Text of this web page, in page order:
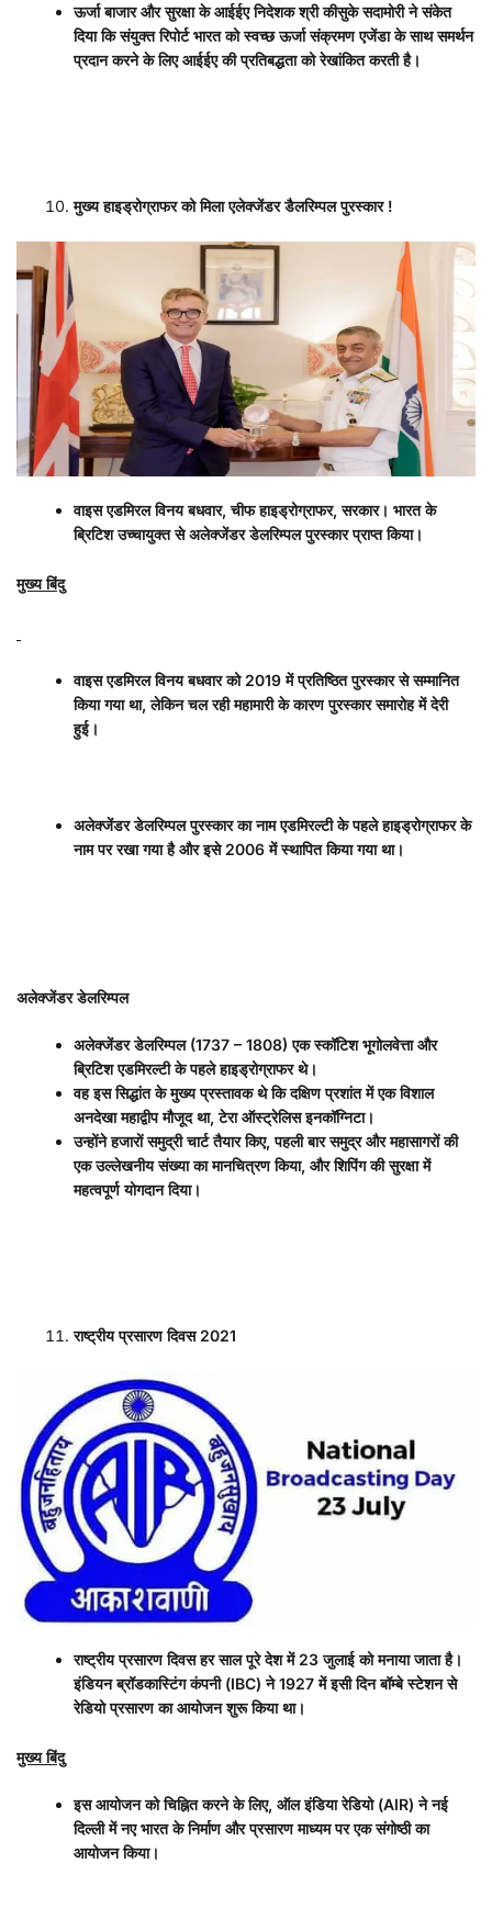
ऊर्जा बाजार और सुरक्षा के आईईए निदेशक श्री कीसुके सदामोरी ने संकेत
दिया कि संयुक्त रिपोर्ट भारत को स्वच्छ ऊर्जा संक्रमण एजेंडा के साथ समर्थन
प्रदान करने के लिए आईईए की प्रतिबद्धता को रेखांकित करती है।
मुख्य हाइड्रोग्राफर को मिला एलेक्जेंडर डैलरिम्पल पुरस्कार!
वाइस एडमिरल विनय बधवार,चीफ हाइड्रोग्राफर,सरकार। भारत के
ब्रिटिश उच्चायुक्त से अलेक्जेंडर डेलरिम्पल पुरस्कार प्राप्त किया।
मुख्य बिंदु
वाइस एडमिरल विनय बधवार को 2019में प्रतिष्ठित पुरस्कार से सम्मानित
किया गया था,लेकिन चल रही महामारी के कारण पुरस्कार समारोह में देरी
हुई।
अलेक्जेंडर डेलरिम्पल पुरस्कार का नाम एडमिरल्टी के पहले हाइड्रोग्राफर के
नाम पर रखा गया है और इसे 2006में स्थापित किया गया था।
अलेक्जेंडर डेलरिम्पल
अलेक्जेंडर डेलरिम्पल (1737 – 1808)एक स्कॉटिश भूगोलवेत्ता और
ब्रिटिश एडमिरल्टी के पहले हाइड्रोग्राफर थे।
वह इस सिद्धांत के मुख्य प्रस्तावक थे कि दक्षिण प्रशांत में एक विशाल
अनदेखा महाद्वीप मौजूद था,टेरा ऑस्ट्रेलिस इनकॉग्निटा।
उन्होंने हजारों समुद्री चार्ट तैयार किए,पहली बार समुद्र और महासागरों की
एक उल्लेखनीय संख्या का मानचित्रण किया,और शिपिंग की सुरक्षा में
महत्वपूर्ण योगदान दिया।
राष्ट्रीय प्रसारण दिवस 2021
राष्ट्रीय प्रसारण दिवस हर साल पूरे देश में 23जुलाई को मनाया जाता है।
इंडियन ब्रॉडकास्टिंग कंपनी (IBC)ने1927में इसी दिन बॉम्बे स्टेशन से
रेडियो प्रसारण का आयोजन शुरू किया था।
मुख्य बिंदु
इस आयोजन को चिह्नित करने के लिए,ऑल इंडिया रेडियो (AIR)ने नई
दिल्ली में नए भारत के निर्माण और प्रसारण माध्यम पर एक संगोष्ठी का
आयोजन किया।